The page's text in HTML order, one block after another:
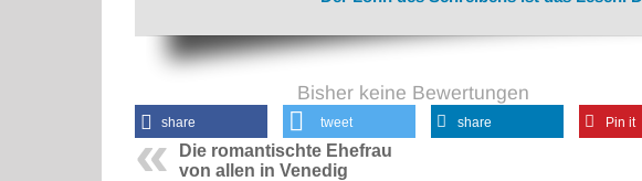
Bisher keine Bewertungen
share tweet share Pin it
Die romantischte Ehefrau
von allen in Venedig